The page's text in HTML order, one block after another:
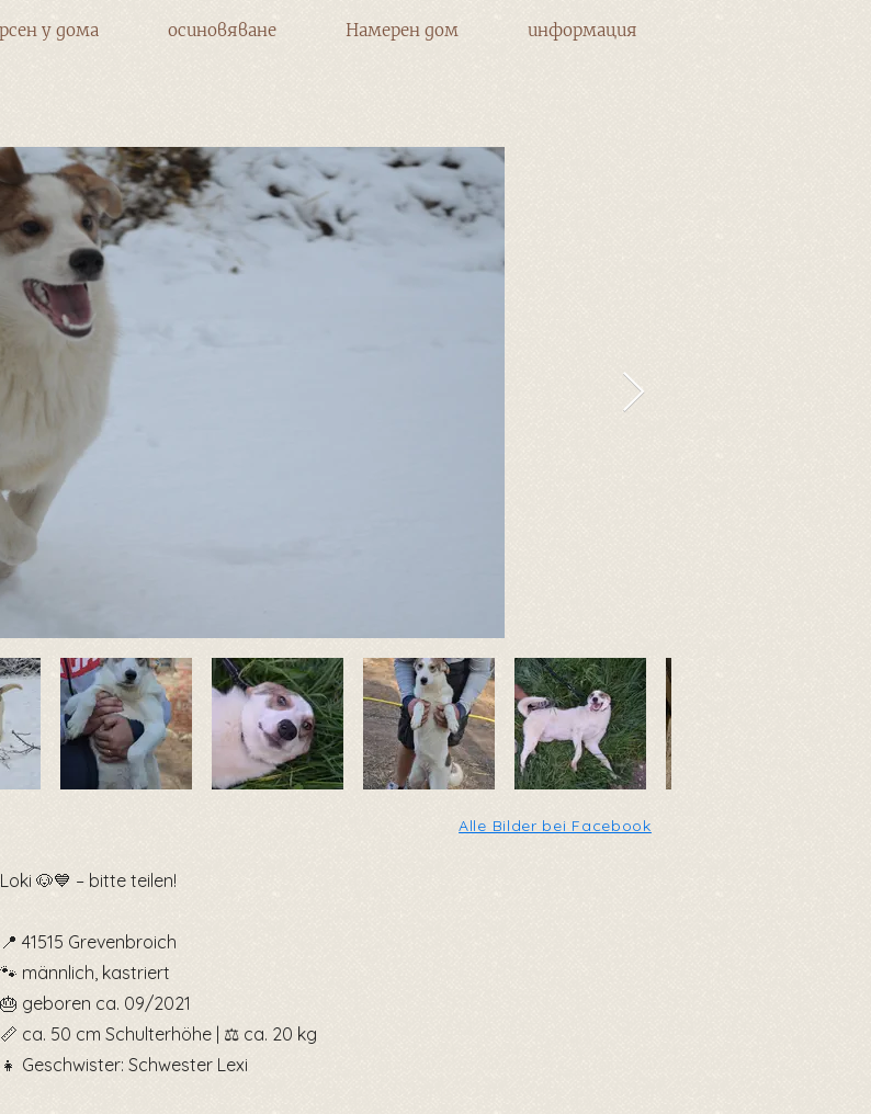
у дома осиновяване Намерен дом информация
Alle Bilder bei Facebook
Loki 🐶💙 – bitte teilen!
📍 41515 Grevenbroich
🐾 männlich, kastriert
🎂 geboren ca. 09/2021
📏 ca. 50 cm Schulterhöhe | ⚖️ ca. 20 kg
👧 Geschwister: Schwester Lexi